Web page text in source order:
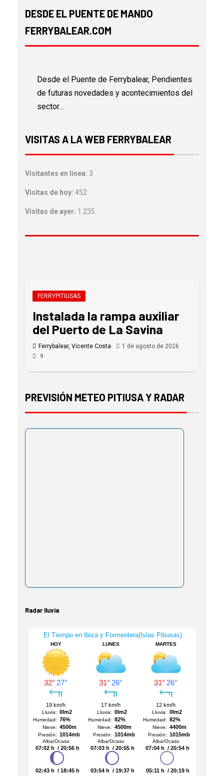
DESDE EL PUENTE DE MANDO
FERRYBALEAR.COM
Desde el Puente de Ferrybalear, Pendientes
de futuras novedades y acontecimientos del
sector...
VISITAS A LA WEB FERRYBALEAR
Visitantes en línea: 3
Visitas de hoy: 452
Visitas de ayer: 1.235
FERRYPITIUSAS
Instalada la rampa auxiliar
del Puerto de La Savina
Ferrybalear, Vicente Costa
1 de agosto de 2026
9
PREVISIÓN METEO PITIUSA Y RADAR
Radar lluvia